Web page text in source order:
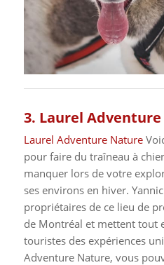
3. Laurel
Laurel Adventure Nature
pour faire du traîneau à
manquer lors de votre
ses environs en hiver.
propriétaires de ce lieu de
de Montréal et mettent
touristes des expériences
Adventure Nature, vous